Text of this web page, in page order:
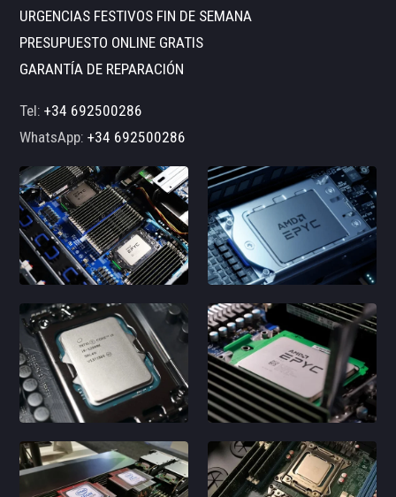
URGENCIAS FESTIVOS FIN DE SEMANA
PRESUPUESTO ONLINE GRATIS
GARANTÍA DE REPARACIÓN
Tel:+34 692500286
WhatsApp:+34 692500286